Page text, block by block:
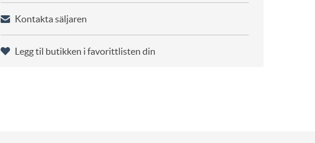
Kontakta säljaren
Legg til butikken i favorittlisten din